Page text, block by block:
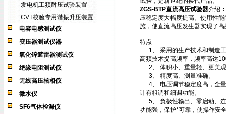
发电机工频耐压试验装置
CVT校验专用谐振升压装置
电容电感测试仪
变压器测试仪器
氧化锌避雷器测试仪
绝缘电阻测试仪
无线高压核相仪
微水仪
SF6气体检漏仪
ZGS-BTP直流高压试验器介绍 ：
压稳定度大幅度提高。使用性
施，使直流高压发生器实现了
特点
1、 采用的生产技术和制造工
高频技术提高频率，频率高达
2、 体积小、重量轻、更美观
3、 精度高、测量准确。
4、 电压调节稳定度高，全量
计有粗调和细调功能。
5、 负极性输出、零启动、连
功能强，保护*可靠，使操作安